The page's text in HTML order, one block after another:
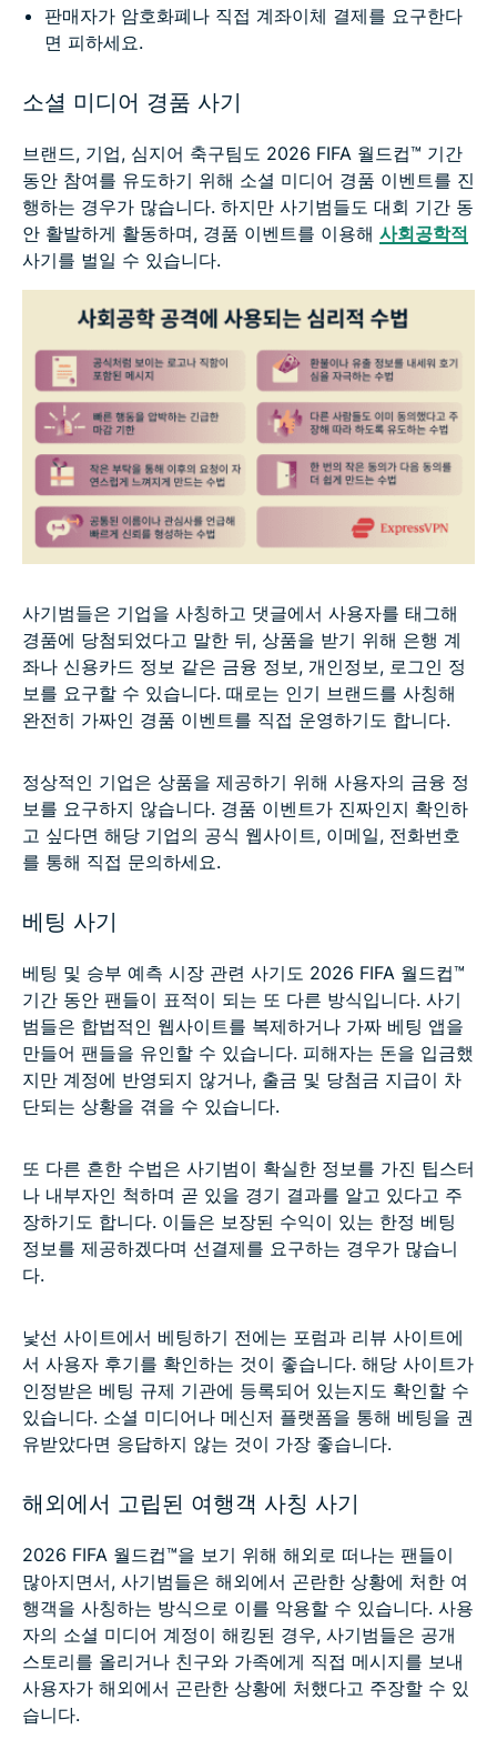
판매자가 암호화폐나 직접 계좌이체 결제를 요구한다
면 피하세요.
소셜 미디어 경품 사기
브랜드, 기업, 심지어 축구팀도 2026 FIFA 월드컵™ 기간
동안 참여를 유도하기 위해 소셜 미디어 경품 이벤트를 진
행하는 경우가 많습니다. 하지만 사기범들도 대회 기간 동
안 활발하게 활동하며, 경품 이벤트를 이용해 사회공학적
사기를 벌일 수 있습니다.
사기범들은 기업을 사칭하고 댓글에서 사용자를 태그해
경품에 당첨되었다고 말한 뒤, 상품을 받기 위해 은행 계
좌나 신용카드 정보 같은 금융 정보, 개인정보, 로그인 정
보를 요구할 수 있습니다. 때로는 인기 브랜드를 사칭해
완전히 가짜인 경품 이벤트를 직접 운영하기도 합니다.
정상적인 기업은 상품을 제공하기 위해 사용자의 금융 정
보를 요구하지 않습니다. 경품 이벤트가 진짜인지 확인하
고 싶다면 해당 기업의 공식 웹사이트, 이메일, 전화번호
를 통해 직접 문의하세요.
베팅 사기
베팅 및 승부 예측 시장 관련 사기도 2026 FIFA 월드컵™
기간 동안 팬들이 표적이 되는 또 다른 방식입니다. 사기
범들은 합법적인 웹사이트를 복제하거나 가짜 베팅 앱을
만들어 팬들을 유인할 수 있습니다. 피해자는 돈을 입금했
지만 계정에 반영되지 않거나, 출금 및 당첨금 지급이 차
단되는 상황을 겪을 수 있습니다.
또 다른 흔한 수법은 사기범이 확실한 정보를 가진 팁스터
나 내부자인 척하며 곧 있을 경기 결과를 알고 있다고 주
장하기도 합니다. 이들은 보장된 수익이 있는 한정 베팅
정보를 제공하겠다며 선결제를 요구하는 경우가 많습니
다.
낯선 사이트에서 베팅하기 전에는 포럼과 리뷰 사이트에
서 사용자 후기를 확인하는 것이 좋습니다. 해당 사이트가
인정받은 베팅 규제 기관에 등록되어 있는지도 확인할 수
있습니다. 소셜 미디어나 메신저 플랫폼을 통해 베팅을 권
유받았다면 응답하지 않는 것이 가장 좋습니다.
해외에서 고립된 여행객 사칭 사기
2026 FIFA 월드컵™을 보기 위해 해외로 떠나는 팬들이
많아지면서, 사기범들은 해외에서 곤란한 상황에 처한 여
행객을 사칭하는 방식으로 이를 악용할 수 있습니다. 사용
자의 소셜 미디어 계정이 해킹된 경우, 사기범들은 공개
스토리를 올리거나 친구와 가족에게 직접 메시지를 보내
사용자가 해외에서 곤란한 상황에 처했다고 주장할 수 있
습니다.